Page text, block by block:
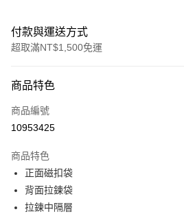
付款與運送方式
超取滿NT$1,500免運
信用卡一次付款
超商取貨付款
Apple Pay
街口支付
商品特色
商品編號
10953425
商品特色
正面磁扣袋
背面拉鍊袋
拉鍊中隔層